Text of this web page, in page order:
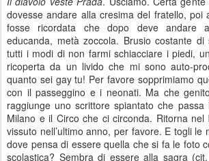
dovesse andare alla cresima del fratello, poi
fosse ricordata che dopo deve andare
educanda, metà zoccola. Brusio costante di
tutti i modi di non farmi schiacciare i piedi,
ricoperta da un livido che mi sono auto-
quanto sei gay tu! Per favore sopprimiamo
con il passeggino e i neonati. Ma che
raggiunge uno scrittore spiantato che
Milano e il Circo che ci circonda. Ritorna
vissuto nell’ultimo anno, per favore. E togli le
dove pensa di essere quella che si fa le foto
scolastica? Sembra di essere alla sagra